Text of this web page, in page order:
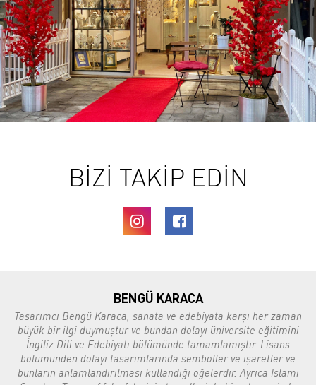
BİZİ TAKİP EDİN
BENGÜ KARACA
Tasarımcı Bengü Karaca, sanata ve edebiyata karşı her zaman
büyük bir ilgi duymuştur ve bundan dolayı üniversite eğitimini
İngiliz Dili ve Edebiyatı bölümünde tamamlamıştır. Lisans
bölümünden dolayı tasarımlarında semboller ve işaretler ve
bunların anlamlandırılması kullandığı öğelerdir. Ayrıca İslami